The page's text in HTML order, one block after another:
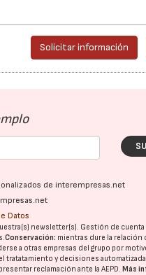
Solicitar información
de interempresas.net
Datos
newsletter(s). Gestión de cuenta
Conservación: mientras dure la relación
a otras empresas del grupo por
y decisiones
reclamación ante laAEPD. Más